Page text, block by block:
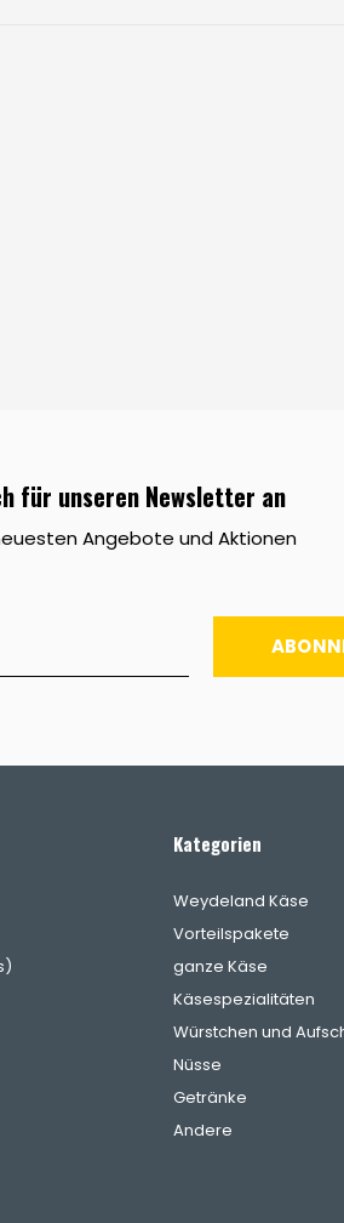
für unseren Newsletter an
Angebote und Aktionen
Kategorien
Weydeland Käse
Vorteilspakete
ganze Käse
Käsespezialitäten
Würstchen und
Nüsse
Getränke
Andere